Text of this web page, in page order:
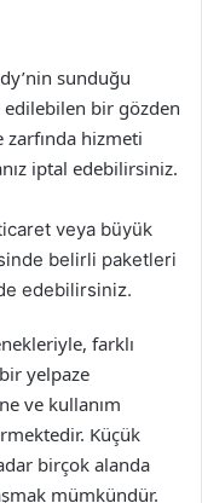
sunduğu
bir gözden
hizmeti
iptal edebilirsiniz.
veya büyük
belirli paketleri
edebilirsiniz.
farklı
yelpaze
ve kullanım
Küçük
birçok alanda
mümkündür.